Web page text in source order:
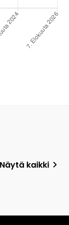
Näytä kaikki